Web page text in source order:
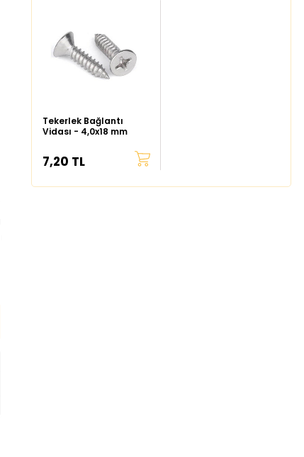
Tekerlek Bağlantı
Vidası - 4,0x18 mm
7,20 TL